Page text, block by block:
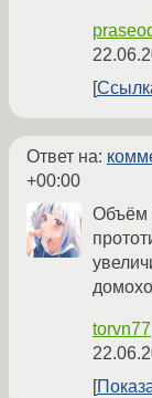
Ответ на:
+00:00
Объём
torvn77